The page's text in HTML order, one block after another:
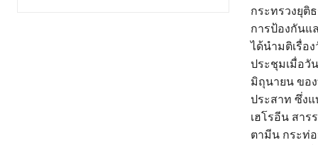
กระทรวงยุติ
การป้องกันแ
ได้นำมติเรื่อ
ประชุมเมื่อวั
มิถุนายน ขอ
ประสาท ซึ่งแ
เฮโรอีน สาร
ตามีน กระท่